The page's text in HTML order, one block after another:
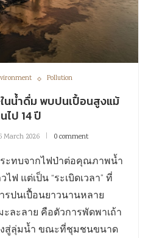
Pollution
นน้ำดื่ม พบปนเปื้อนสูงแม้
ไป 14 ปี
March 2026 0 comment
ะทบจากไฟป่าต่อคุณภาพน้ำ
ฟ แต่เป็น “ระเบิดเวลา” ที่
ปนเปื้อนยาวนานหลาย
ละลาย คือตัวการพัดพาเถ้า
สู่ลุ่มน้ำ ขณะที่ชุมชนขนาด